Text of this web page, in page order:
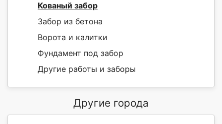
Кованый забор
Забор из бетона
Ворота и калитки
Фундамент под забор
Другие работы и заборы
Другие города